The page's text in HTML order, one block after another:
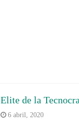
Elite de la
6 abril, 2020